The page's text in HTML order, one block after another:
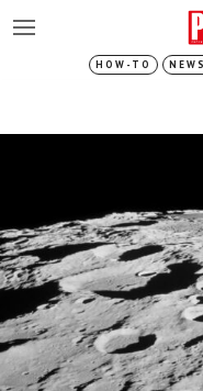
HOW-TO NEWS